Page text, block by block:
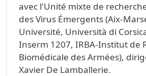
avec l'Unité mixte de
des Virus Émergents (Aix-
Université, Università di
Inserm 1207, IRBA-Institut de
Biomédicale des Armées),
Xavier De Lamballerie.